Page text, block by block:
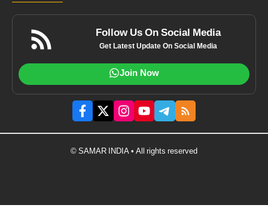
Follow Us On Social Media
Get Latest Update On Social Media
Join Now
© SAMAR INDIA • All rights reserved